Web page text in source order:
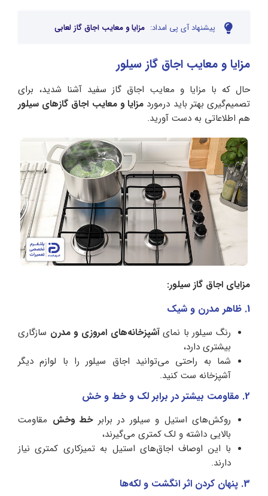
پیشنهاد آی پی امداد: مزایا و معایب اجاق گاز لعابی
مزایا و معایب اجاق گاز سیلور
حال که با مزایا و معایب اجاق گاز سفید آشنا شدید، برای
تصمیم‌گیری بهتر باید درمورد مزایا و معایب اجاق گازهای سیلور
هم اطلاعاتی به دست آورید.
مزایای اجاق گاز سیلور:
1. ظاهر مدرن و شیک
رنگ سیلور با نمایآشپزخانه‌های امروزی و مدرن سازگاری
بیشتری دارد،
شما به راحتی می‌توانید اجاق سیلور را با لوازم دیگر
آشپزخانه ست کنید.
2. مقاومت بیشتر در برابر لک و خط و خش
روکش‌‌های استیل و سیلور در برابرخط‌ وخش مقاومت
بالایی داشته و لک کمتری می‌گیرند،
با این اوصاف اجاق‌های استیل به تمیزکاری کمتری نیاز
دارند.
3. پنهان کردن اثر انگشت و لکه‌ها